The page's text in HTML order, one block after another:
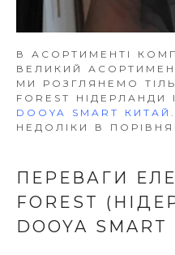
В АСОРТИМЕНТІ
ВЕЛИКИЙ
МИ РОЗГЛЯНЕМО
FOREST НІДЕРЛАНДИ
DOOYA SMART КИТАЙ
НЕДОЛІКИ В
ПЕРЕВАГИ
FOREST
DOOYA